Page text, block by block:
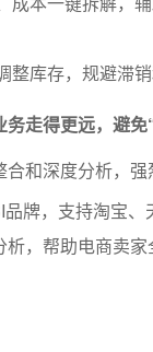
库存，规避滞销
走得更远，避
和深度分析，强
牌，支持淘宝、
，帮助电商卖